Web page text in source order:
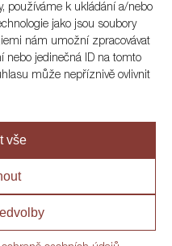
používáme k ukládání a/nebo
jako jsou soubory
nám umožní zpracovávat
nebo jedinečná ID na tomto
může nepříznivě ovlivnit
vše